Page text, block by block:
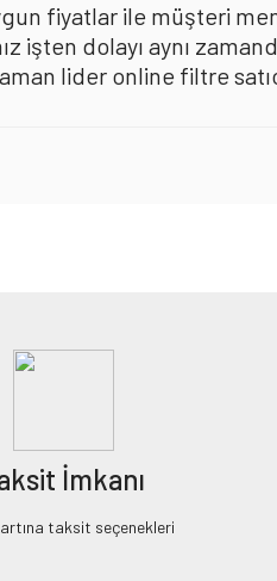
fiyatlar ile müşteri
işten dolayı aynı
lider online filtre
İmkanı
taksit seçenekleri